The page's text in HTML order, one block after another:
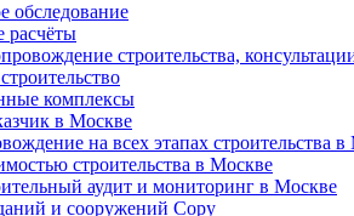
обследование
расчёты
строительства,
комплексы
в Москве
на всех этапах строительства
строительства в Москве
аудит и мониторинг в Москве
и сооружений Copy